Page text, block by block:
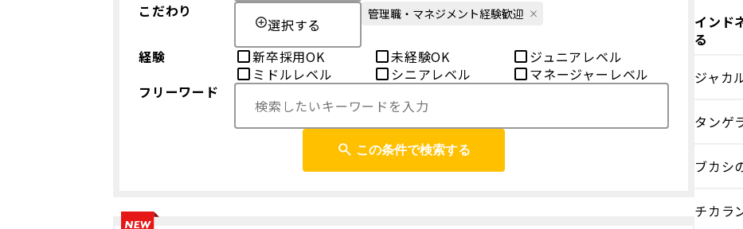
インド
る
ジャカ
タンゲ
ブカシ
チカラ
こだわり
選択する
管理職・マネジメント経験歓迎
経験 新卒採用OK 未経験OK
ジュニアレベル
ミドルレベル
シニアレベル
マネージャーレベル
フリーワード
この条件で検索する